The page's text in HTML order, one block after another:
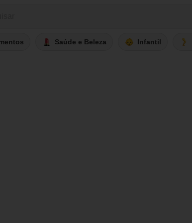
Saúde e Beleza Infantil